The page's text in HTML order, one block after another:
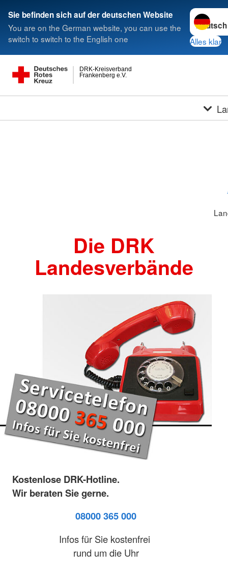
Sie befinden sich auf der deutschen Website
You are on the German website, you can use the
switch to switch to the English one
Sprache
Alles klar
Frankenberg e.V.
DRK-Kreisverband
Die DRK
Landesverbände
Kostenlose DRK-Hotline.
Wir beraten Sie gerne.
08000 365 000
Infos für Sie kostenfrei
rund um die Uhr